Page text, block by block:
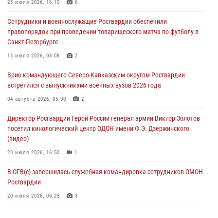
задержаны в Дагестане при силовой поддержке Росгвардии
06 августа 2026, 09:00
В Югре при силовой поддержке ОМОН Росгвардии задержаны
06 августа 2026, 08:56 2
Офицер СОБР Росгвардии выступил на окружном юнармейском
06 августа 2026, 08:27
23 июля 2026, 16:10 6
Сотрудники и военнослужащие Росгвардии обеспечили
правопорядок при проведении товарищеского матча по футболу в
Санкт-Петербурге
13 июля 2026, 08:08 2
Врио командующего Северо-Кавказским округом Росгвардии
встретился с выпускниками военных вузов 2026 года
04 августа 2026, 05:00 2
Директор Росгвардии Герой России генерал армии Виктор Золотов
посетил кинологический центр ОДОН имени Ф.Э. Дзержинского
(видео)
28 июля 2026, 16:50 1
В ОГВ(с) завершилась служебная командировка сотрудников ОМОН
Росгвардии
20 июля 2026, 09:25 3